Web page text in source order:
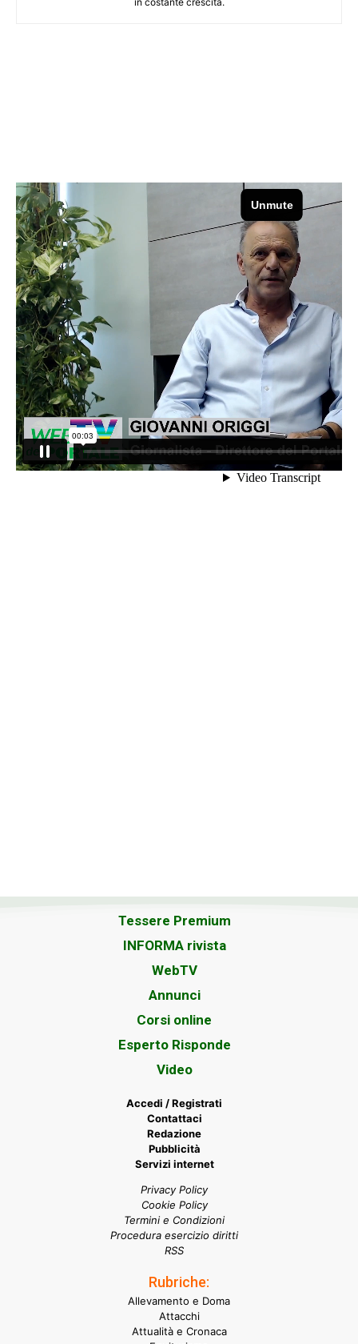
Tessere Premium
INFORMA rivista
WebTV
Annunci
Corsi online
Esperto Risponde
Video
Accedi / Registrati
Contattaci
Redazione
Pubblicità
Servizi internet
Privacy Policy
Cookie Policy
Termini e Condizioni
Procedura esercizio diritti
RSS
Rubriche:
Allevamento e Doma
Attacchi
Attualità e Cronaca